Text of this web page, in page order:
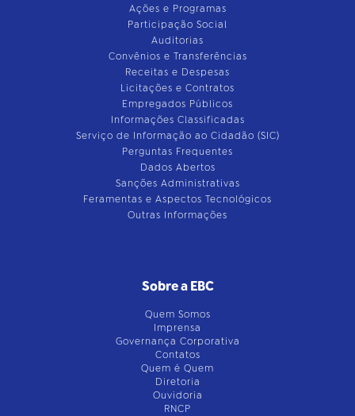
Ações e Programas
Participação Social
Auditorias
Convênios e Transferências
Receitas e Despesas
Licitações e Contratos
Empregados Públicos
Informações Classificadas
Serviço de Informação ao Cidadão (SIC)
Perguntas Frequentes
Dados Abertos
Sanções Administrativas
Feramentas e Aspectos Tecnológicos
Outras Informações
Sobre a EBC
Quem Somos
Imprensa
Governança Corporativa
Contatos
Quem é Quem
Diretoria
Ouvidoria
RNCP